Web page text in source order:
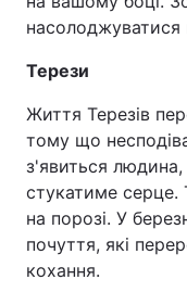
насолоджуватися
Терези
Життя Терезів
тому що
з'явиться
стукатиме серце.
на порозі. У
почуття, які
кохання.